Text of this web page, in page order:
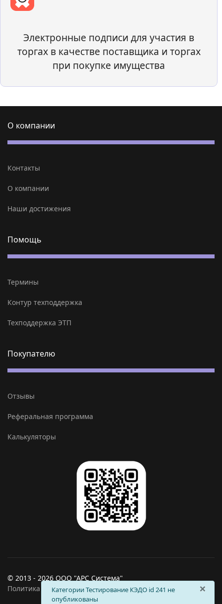
×
info
Категории Тестирование КЭДО id 241 не
опубликованы
Электронные подписи для участия в
торгах в качестве поставщика и торгах
при покупке имущества
О компании
Контакты
О компании
Наши достижения
Помощь
Термины
Контур техподдержка
Техподдержка ЭТП
Покупателю
Отзывы
Реферальная программа
Калькуляторы
© 2013 - 2026 ООО "АРС Система"
Политика обработки персональных данных